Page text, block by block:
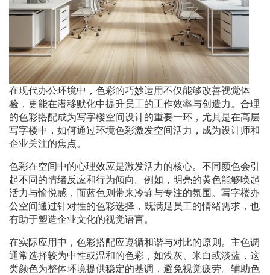
在现代办公环境中，色彩的巧妙运用不仅能够改善视觉体
验，更能在潜移默化中提升员工的工作效率与创造力。合理
的色彩搭配成为写字楼空间设计的重要一环，尤其是在高层
写字楼中，如何通过环境色彩激发空间活力，成为设计师和
企业关注的焦点。
色彩在空间中的心理效应是激发活力的核心。不同颜色会引
起不同的情绪反应和行为倾向。例如，明亮的黄色能够唤起
活力与愉悦感，而蓝色则带来冷静与专注的氛围。写字楼办
公空间通过针对性的色彩选择，既满足员工的情绪需求，也
有助于塑造企业文化的视觉语言。
在实际应用中，色彩搭配应遵循和谐与对比的原则。主色调
通常选择较为中性或温和的色彩，如浅灰、米白或淡蓝，这
类颜色为整体环境提供稳定的基调，避免视觉疲劳。辅助色